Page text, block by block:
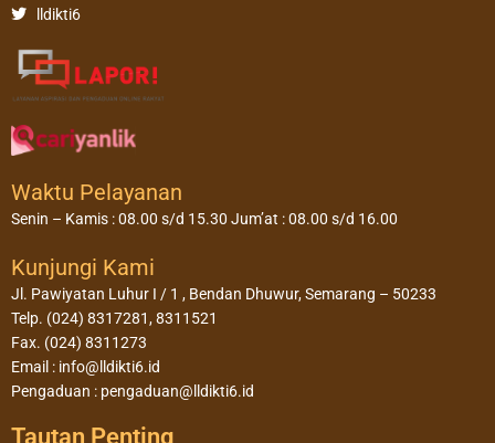
lldikti6
Waktu Pelayanan
Senin – Kamis : 08.00 s/d 15.30 Jum’at : 08.00 s/d 16.00
Kunjungi Kami
Jl. Pawiyatan Luhur I / 1 , Bendan Dhuwur, Semarang – 50233
Telp. (024) 8317281, 8311521
Fax. (024) 8311273
Email : info@lldikti6.id
Pengaduan : pengaduan@lldikti6.id
Tautan Penting